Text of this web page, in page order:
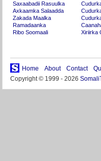
Saxaabadii Rasuulka
Axkaamka Salaadda
Zakada Maalka
Ramadaanka
Ribo Soomaali
Xiriirka
Home About Contact
Copyright © 1999 - 2026